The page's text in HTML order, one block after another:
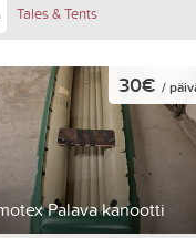
Tales & Tents
Palava kanootti
30€ /